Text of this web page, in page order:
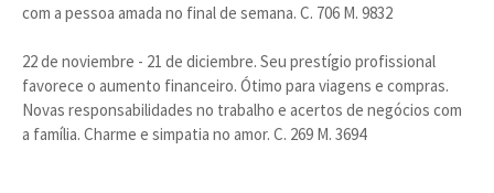
com a pessoa amada no final de semana. C. 706 M. 9832
22 de noviembre - 21 de diciembre. Seu prestígio profissional
favorece o aumento financeiro. Ótimo para viagens e compras.
Novas responsabilidades no trabalho e acertos de negócios com
a família. Charme e simpatia no amor. C. 269 M. 3694